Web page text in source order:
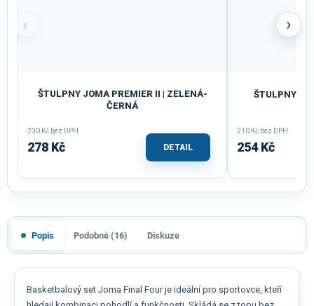
‹
ŠTULPNY JOMA PREMIER II | ZELENÁ-
ČERNÁ
230 Kč bez DPH
278 Kč DETAIL
ŠTULPNY
210 Kč bez DPH
254 Kč
›
Popis Podobné (16) Diskuze
Basketbalový set Joma Final Four je ideální pro sportovce, kteří